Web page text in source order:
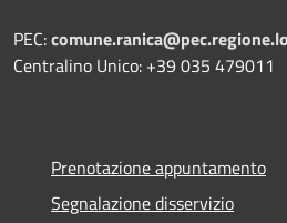
PEC:
Centralino Unico: +39 035 479011
Prenotazione appuntamento
Segnalazione disservizio